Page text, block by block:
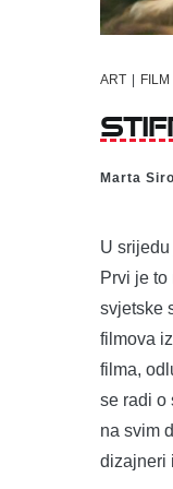
ART FILM
Marta
U
Prvi je
svjetske
filmova
filma,
se radi o
na svim
dizajneri